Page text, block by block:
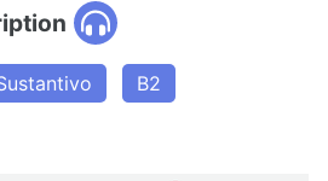
B2